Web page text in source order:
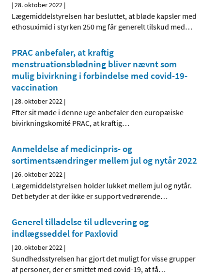
|28. oktober 2022 |
Lægemiddelstyrelsen har besluttet, at bløde kapsler med
ethosuximid i styrken 250 mg får generelt tilskud med…
PRAC anbefaler, at kraftig
menstruationsblødning bliver nævnt som
mulig bivirkning i forbindelse med covid-19-
vaccination
|28. oktober 2022 |
Efter sit møde i denne uge anbefaler den europæiske
bivirkningskomité PRAC, at kraftig…
Anmeldelse af medicinpris- og
sortimentsændringer mellem jul og nytår 2022
|26. oktober 2022 |
Lægemiddelstyrelsen holder lukket mellem jul og nytår.
Det betyder at der ikke er support vedrørende…
Generel tilladelse til udlevering og
indlægsseddel for Paxlovid
|20. oktober 2022 |
Sundhedsstyrelsen har gjort det muligt for visse grupper
af personer, der er smittet med covid-19, at få…